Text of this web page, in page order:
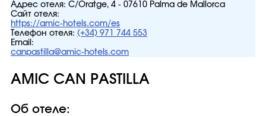
Адрес отеля: C/Oratge, 4 - 07610 Palma de Mallorca
Сайт отеля:
https://amic-hotels.com/es
Телефон отеля: (+34) 971 744 553
Email:
canpastilla@amic-hotels.com
AMIC CAN PASTILLA
Об отеле: